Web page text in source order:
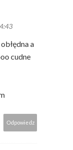
a
cudne
Odpowiedz